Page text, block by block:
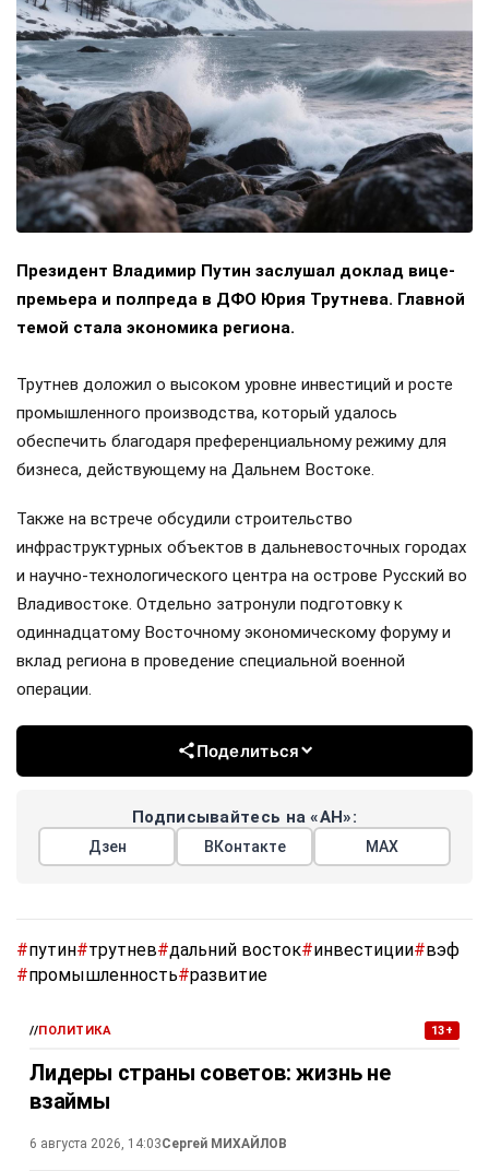
Президент Владимир Путин заслушал доклад вице-
премьера и полпреда в ДФО Юрия Трутнева. Главной
темой стала экономика региона.
Трутнев доложил о высоком уровне инвестиций и росте
промышленного производства, который удалось
обеспечить благодаря преференциальному режиму для
бизнеса, действующему на Дальнем Востоке.
Также на встрече обсудили строительство
инфраструктурных объектов в дальневосточных городах
и научно-технологического центра на острове Русский во
Владивостоке. Отдельно затронули подготовку к
одиннадцатому Восточному экономическому форуму и
вклад региона в проведение специальной военной
операции.
Поделиться
Подписывайтесь на «АН»:
Дзен ВКонтакте МАХ
#путин#трутнев#дальний восток#инвестиции#вэф
#промышленность#развитие
//ПОЛИТИКА 13+
Лидеры страны советов: жизнь не
взаймы
6 августа 2026, 14:03Сергей МИХАЙЛОВ